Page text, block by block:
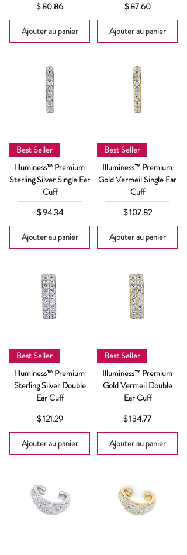
Prix
$ 80.86
Ajouter au panier
Prix
$ 87.60
Ajouter au panier
Best Seller
Illuminess™ Premium
Sterling Silver Single Ear
Cuff
Prix
$ 94.34
Ajouter au panier
Best Seller
Illuminess™ Premium
Gold Vermeil Single Ear
Cuff
Prix
$ 107.82
Ajouter au panier
Best Seller
Illuminess™ Premium
Sterling Silver Double
Ear Cuff
Prix
$ 121.29
Ajouter au panier
Best Seller
Illuminess™ Premium
Gold Vermeil Double
Ear Cuff
Prix
$ 134.77
Ajouter au panier